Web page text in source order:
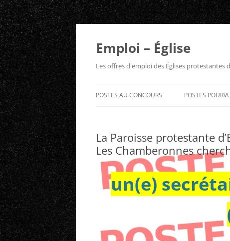
Aller
Emploi – Église
Les offres d'emploi des Églises protestantes
POSTES AU CONCOURS POSTES
La Paroisse protestante
Les Chamberonnes
un(e)